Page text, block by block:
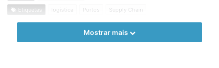
Etiquetas logistica Portos Supply Chain
Mostrar mais